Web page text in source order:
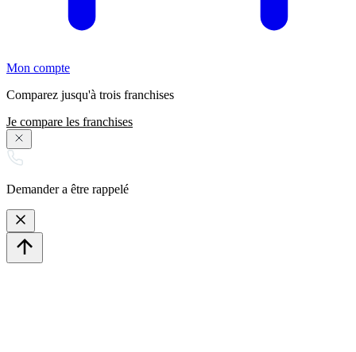
Mon compte
Comparez jusqu'à trois franchises
Je compare les franchises
Demander a être rappelé